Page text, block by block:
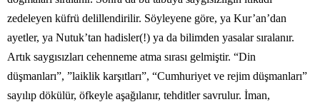
zedeleyen küfrü delillendirilir. Söyleyene göre, ya Kur’an’dan
ayetler, ya Nutuk’tan hadisler(!) ya da bilimden yasalar sıralanır.
Artık saygısızları cehenneme atma sırası gelmiştir. “Din
düşmanları”, ”laiklik karşıtları”, “Cumhuriyet ve rejim düşmanları”
sayılıp dökülür, öfkeyle aşağılanır, tehditler savrulur. İman,